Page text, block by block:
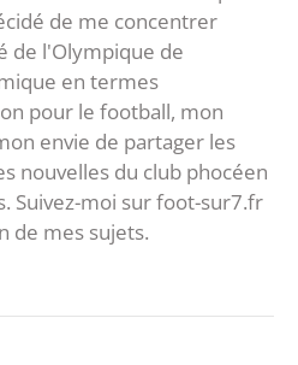
de me concentrer
de l'Olympique de
en termes
pour le football, mon
envie de partager les
nouvelles du club phocéen
Suivez-moi sur foot-sur7.fr
de mes sujets.